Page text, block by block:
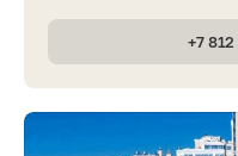
+7 812